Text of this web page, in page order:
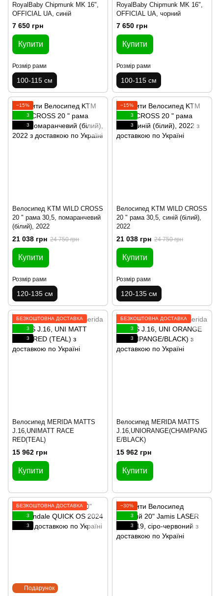
RoyalBaby Chipmunk MK 16",
OFFICIAL UA, синій
7 650 грн
Купити
Розмір рами
100-115 см
RoyalBaby Chipmunk MK 16",
OFFICIAL UA, чорний
7 650 грн
Купити
Розмір рами
100-115 см
−15%
3
3
Велосипед KTM WILD CROSS
20 " рама 30,5, помаранчевий
(білий), 2022
21 038 грн 24 750 грн
Купити
Розмір рами
120-135 см
−15%
3
3
Велосипед KTM WILD CROSS
20 " рама 30,5, синій (білий),
2022
21 038 грн 24 750 грн
Купити
Розмір рами
120-135 см
БЕЗКОШТОВНА ДОСТАВКА
3
3
Велосипед MERIDA MATTS
J.16,UNIMATT RACE
RED(TEAL)
15 962 грн
Купити
БЕЗКОШТОВНА ДОСТАВКА
3
3
Велосипед MERIDA MATTS
J.16,UNIORANGE(CHAMPANG
E/BLACK)
15 962 грн
Купити
Подарунок
БЕЗКОШТОВНА ДОСТАВКА
3
3
−30%
3
3